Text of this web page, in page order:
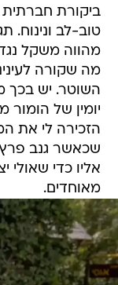
ביקורת
טוב-לב ונינוח.
מהווה משקל
מה שקורה
השוטר. יש בכך
יומין של
הזכירה לי את
שכאשר גנב פרץ
אליו כדי שאולי
מאוחדים.